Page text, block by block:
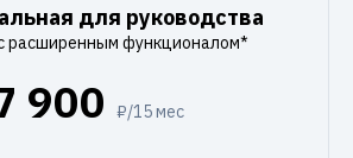
для руководства
расширенным функционалом*
900 ₽/15 мес